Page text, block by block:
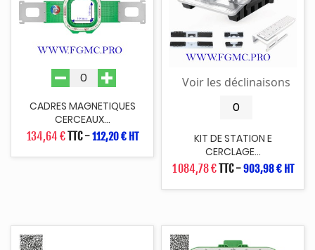
CADRES MAGNETIQUES
CERCEAUX...
134,64 €TTC-112,20 € HT
Voir les déclinaisons
KIT DE STATION E
CERCLAGE...
1 084,78 €TTC-903,98 € HT